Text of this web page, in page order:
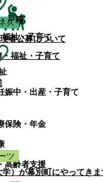
福祉・子育て
・福祉・子育て
娠中・出産・子育て
保険・年金
高齢者支援
ス
者公募について
ツ
）が幕別町にやってき
戸籍